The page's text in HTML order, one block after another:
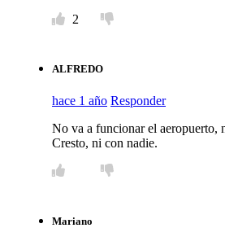
2
ALFREDO
hace 1 año Responder
No va a funcionar el aeropuerto,
Cresto, ni con nadie.
Mariano